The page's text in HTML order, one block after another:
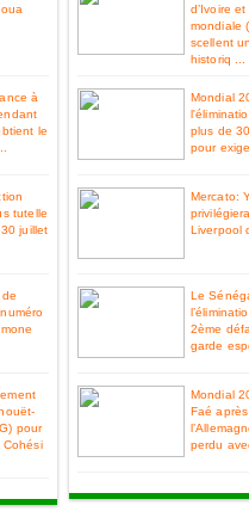
à
le
tutelle
juillet
pour
Cohési
d’Ivoire
mondiale
scellent
historiq ...
Mondial
plus de
pour
Mercato:
Liverpool
Le
2ème
garde
Mondial
Faé
perdu